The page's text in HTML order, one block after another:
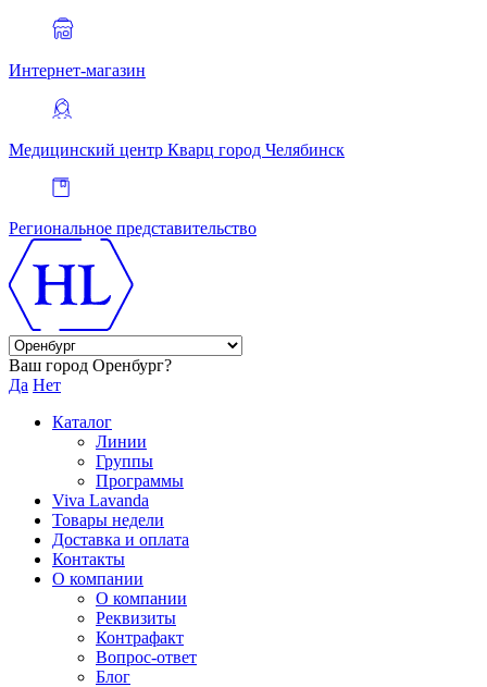
Интернет-магазин
Медицинский центр Кварц город Челябинск
Региональное представительство
Ваш город Оренбург?
Да Нет
Каталог
Линии
Группы
Программы
Viva Lavanda
Товары недели
Доставка и оплата
Контакты
О компании
О компании
Реквизиты
Контрафакт
Вопрос-ответ
Блог